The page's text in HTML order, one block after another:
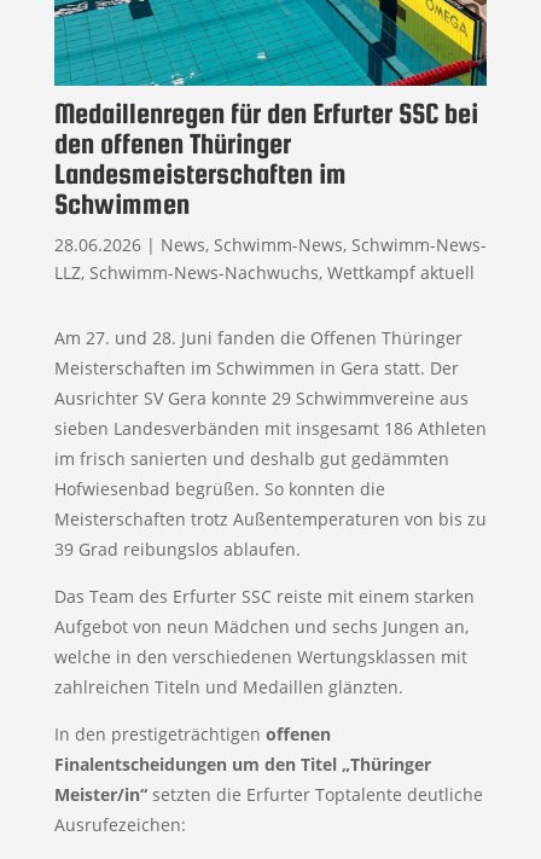
Medaillenregen für den Erfurter SSC bei
den offenen Thüringer
Landesmeisterschaften im
Schwimmen
28.06.2026| News, Schwimm-News, Schwimm-News-
LLZ, Schwimm-News-Nachwuchs, Wettkampf aktuell
Am 27. und 28. Juni fanden die Offenen Thüringer
Meisterschaften im Schwimmen in Gera statt. Der
Ausrichter SV Gera konnte 29 Schwimmvereine aus
sieben Landesverbänden mit insgesamt 186 Athleten
im frisch sanierten und deshalb gut gedämmten
Hofwiesenbad begrüßen. So konnten die
Meisterschaften trotz Außentemperaturen von bis zu
39 Grad reibungslos ablaufen.
Das Team des Erfurter SSC reiste mit einem starken
Aufgebot von neun Mädchen und sechs Jungen an,
welche in den verschiedenen Wertungsklassen mit
zahlreichen Titeln und Medaillen glänzten.
In den prestigeträchtigen offenen
Finalentscheidungen um den Titel „Thüringer
Meister/in“ setzten die Erfurter Toptalente deutliche
Ausrufezeichen: